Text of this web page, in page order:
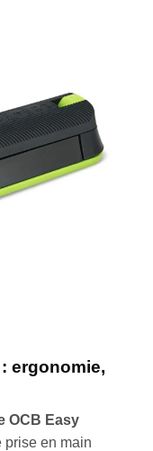
ergonomie,
OCB Easy
prise en main